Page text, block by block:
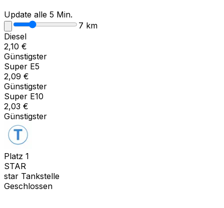
Update alle 5 Min.
7 km
Diesel
2,10 €
Günstigster
Super E5
2,09 €
Günstigster
Super E10
2,03 €
Günstigster
Platz 1
STAR
star Tankstelle
Geschlossen